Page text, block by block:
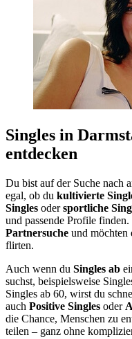
Singles in
entdecken
Du bist auf der Suche nach
egal, ob du kultivierte
Singles odersportliche
und passende Profile
Partnersuche und möchten
flirten.
Auch wenn du Singles ab
suchst, beispielsweise
Singles ab 60, wirst du
auch Positive Singles oder
die Chance, Menschen zu
teilen – ganz ohne